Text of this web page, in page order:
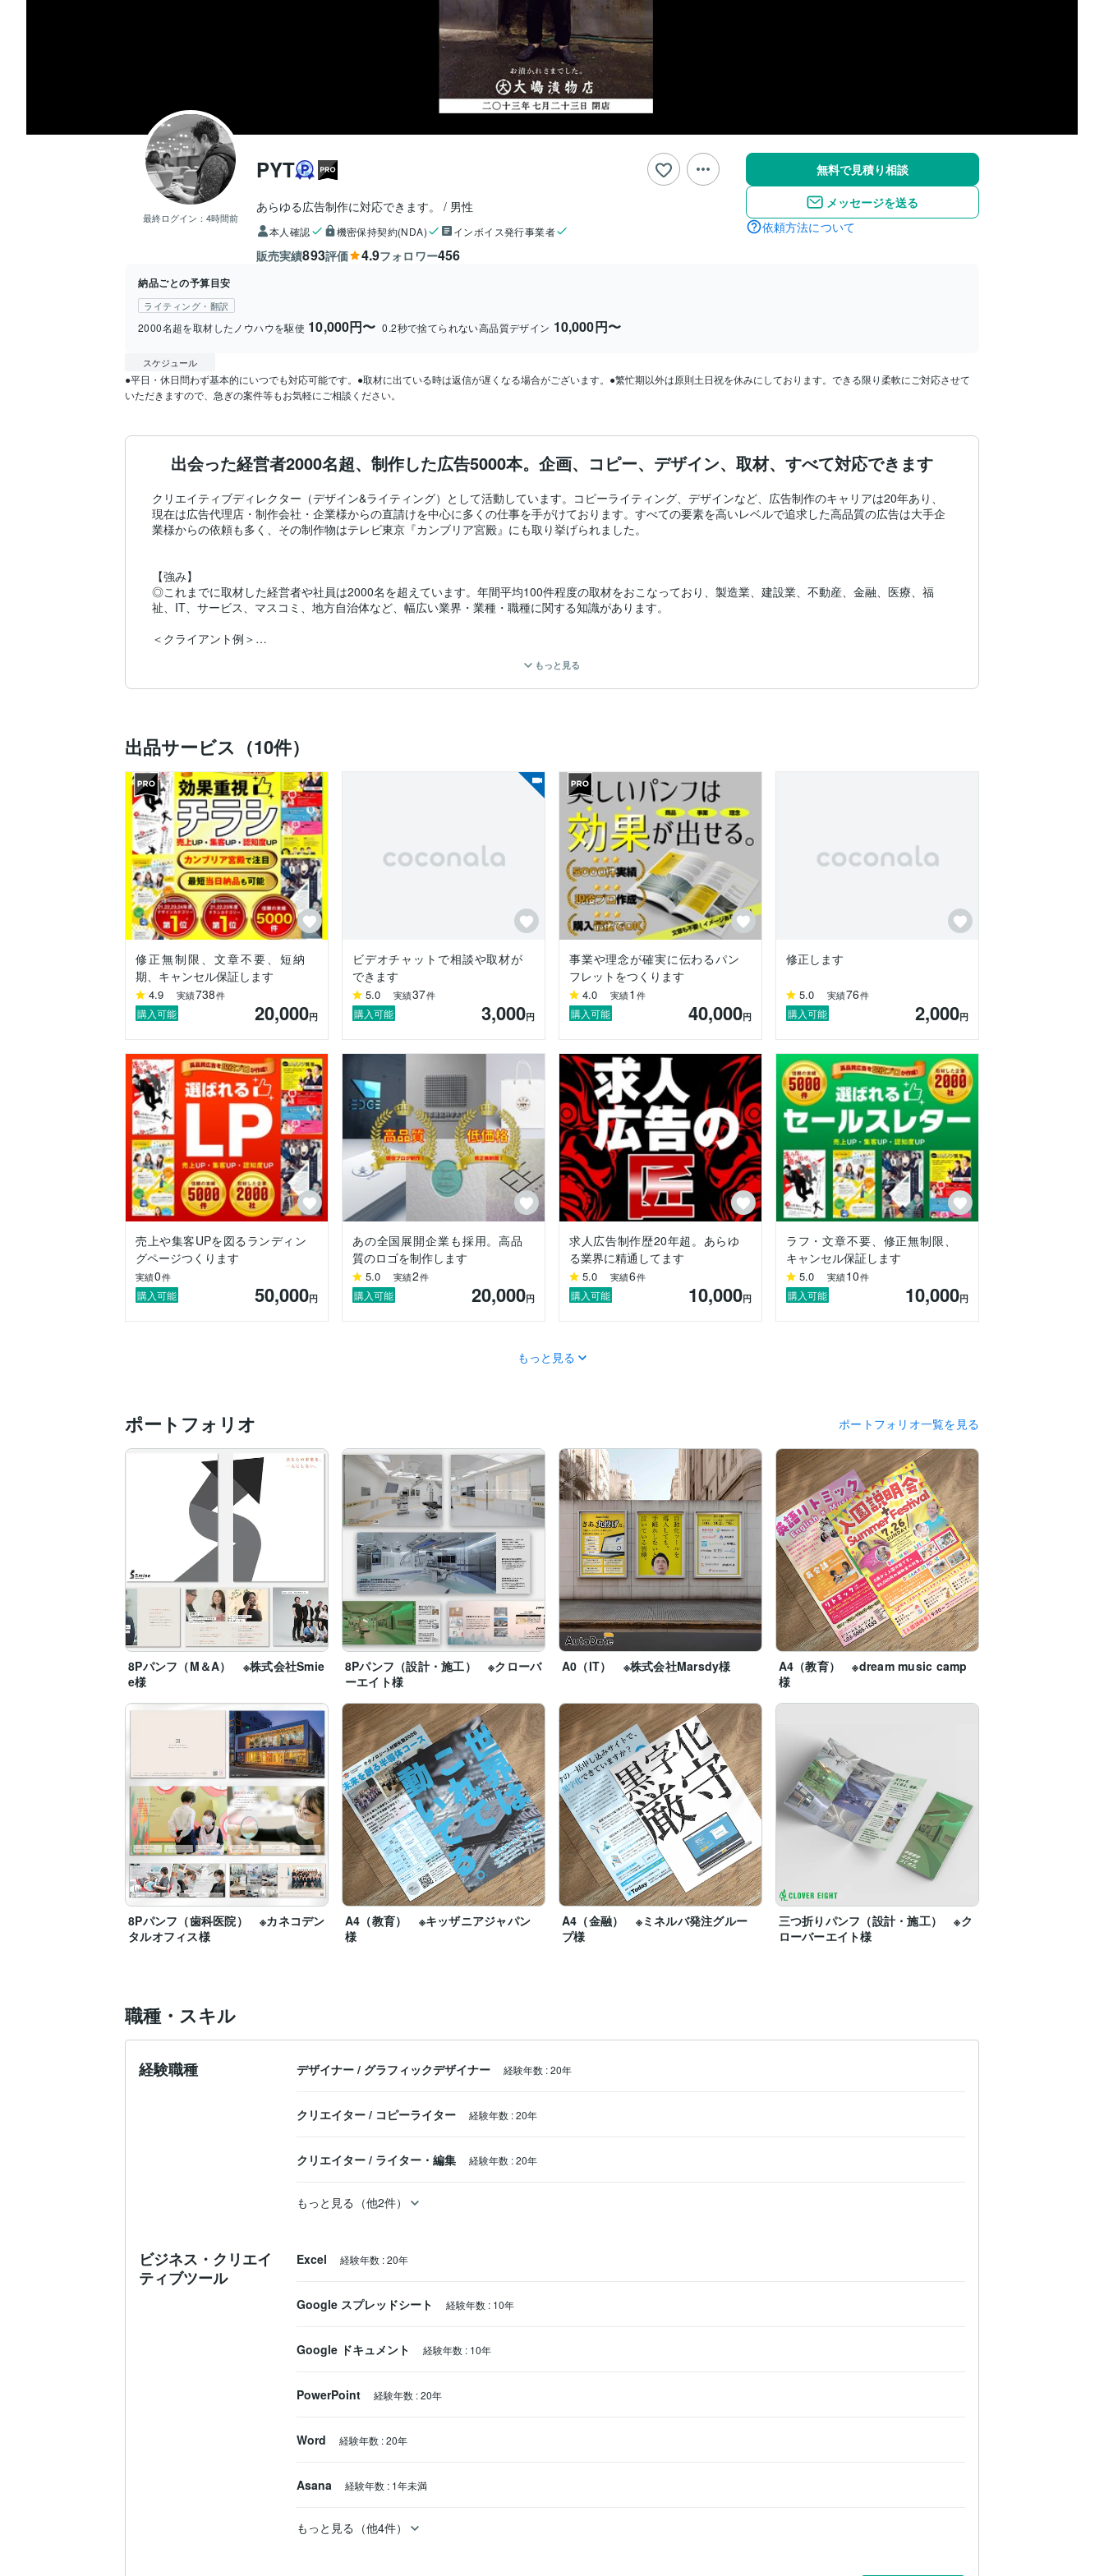
最終ログイン： 4時間前
PYT
あらゆる広告制作に対応できます。 男性
本人確認 機密保持契約(NDA) インボイス発行事業者
販売実績893評価 4.9フォロワー456
無料で見積り相談
メッセージを送る
依頼方法について
納品ごとの予算目安
ライティング・翻訳
2000名超を取材したノウハウを駆使 10,000円〜 0.2秒で捨てられない高品質デザイン 10,000円〜
スケジュール
●平日・休日問わず基本的にいつでも対応可能です。●取材に出ている時は返信が遅くなる場合がございます。●繁忙期以外は原則土日祝を休みにしております。できる限り柔軟にご対応させて
出会った経営者2000名超、制作した広告5000本。企画、コピー、デザイン、取材、すべて対応できます
クリエイティブディレクター（デザイン&ライティング）として活動しています。コピーライティング、デザインなど、広告制作のキャリアは20年あり、
現在は広告代理店・制作会社・企業様からの直請けを中心に多くの仕事を手がけております。すべての要素を高いレベルで追求した高品質の広告は大手企
業様からの依頼も多く、その制作物はテレビ東京『カンブリア宮殿』にも取り挙げられました。
【強み】
◎これまでに取材した経営者や社員は2000名を超えています。年間平均100件程度の取材をおこなっており、製造業、建設業、不動産、金融、医療、福
祉、IT、サービス、マスコミ、地方自治体など、幅広い業界・業種・職種に関する知識があります。
＜クライアント例＞
オムロン株式会社様、パナソニック株式会社様、くら寿司株式会社様、ほか多数
◎取材においては適切なビジネスマナーで的確なヒアリングをおこない、事業やサービスの特徴・強み、理念、社員の想いなどが確実に伝わるライティン
◎制作においては効果を出すために現状の課題や広告で実現したいことなどを、ヒアリングさせていただきます。特に文章などを用意いただく必要はあり
ません。情報をもとにどんなターゲットにどんなメッセージを伝えていくかを考えていきます。
◎スタイリッシュからポップ、シンプルなど様々なバリエーションのデザインに対応可能です。
【実績例】
＜印刷物＞
▢新卒向け会社案内 （大手メーカー）
担当：取材・コピーライティング・デザイン
▢店頭用商品リーフレット（保険）
担当：取材・コピーライティング・デザイン
▢28Ｐパンフレット（医療関連）
担当：取材・コピーライティング・デザイン
＜ＷＥＢサイト＞
▢企業コーポレートサイト
担当：構成案・取材・コピーライティング・デザイン
▢企業採用サイト
担当：取材・撮影・コピーライティング
▢転職者向け求人サイト
担当：構成案・取材・コピーライティング・デザイン
他多数
【活動時間／連絡】
できる限り迅速・柔軟に対応させていただきます。
最後までご覧いただきありがとうございます。
もっと見る
出品サービス（10件）
修正無制限、文章不要、短納
期、キャンセル保証します
4.9 実績738件
購入可能 20,000円
ビデオチャットで相談や取材が
できます
5.0 実績37件
購入可能 3,000円
事業や理念が確実に伝わるパン
フレットをつくります
4.0 実績1 件
購入可能 40,000円
修正します
5.0 実績76件
購入可能 2,000円
売上や集客UPを図るランディン
グページつくります
実績0件
購入可能 50,000円
あの全国展開企業も採用。高品
質のロゴを制作します
5.0 実績2件
購入可能 20,000円
求人広告制作歴20年超。あらゆ
る業界に精通してます
5.0 実績6件
購入可能 10,000円
ラフ・文章不要、修正無制限、
キャンセル保証します
5.0 実績10件
購入可能 10,000円
もっと見る
ポートフォリオ ポートフォリオ一覧を見る
8Pパンフ（M＆A） ※株式会社Smie
e様
8Pパンフ（設計・施工） ※クローバ
ーエイト様
A0（IT） ※株式会社Marsdy様
A4（教育） ※dream music camp
様
8Pパンフ（歯科医院） ※カネコデン
タルオフィス様
A4（教育） ※キッザニアジャパン
様
A4（金融） ※ミネルバ発注グルー
プ様
三つ折りパンフ（設計・施工） ※ク
ローバーエイト様
職種・スキル
経験職種 デザイナー / グラフィックデザイナー 経験年数 :20年
クリエイター / コピーライター 経験年数 :20年
クリエイター / ライター・編集 経験年数 :20年
もっと見る（他2件）
ビジネス・クリエイ
ティブツール
Excel 経験年数 :20年
Google スプレッドシート 経験年数 : 10年
Google ドキュメント 経験年数 : 10年
PowerPoint 経験年数 :20年
Word 経験年数 :20年
Asana 経験年数 : 1年未満
もっと見る（他4件）